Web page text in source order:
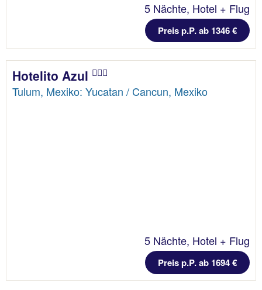
5 Nächte, Hotel + Flug
Preis p.P. ab 1346 €
Hotelito Azul
Tulum, Mexiko: Yucatan / Cancun, Mexiko
5 Nächte, Hotel + Flug
Preis p.P. ab 1694 €